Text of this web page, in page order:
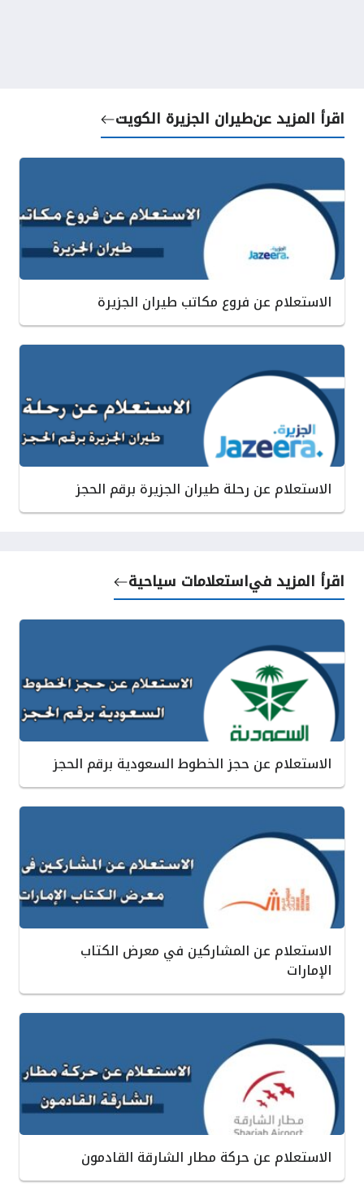
اقرأ المزيد عنطيران الجزيرة الكويت
الاستعلام عن فروع مكاتب طيران الجزيرة
الاستعلام عن رحلة طيران الجزيرة برقم الحجز
اقرأ المزيد فياستعلامات سياحية
الاستعلام عن حجز الخطوط السعودية برقم الحجز
الاستعلام عن المشاركين في معرض الكتاب
الإمارات
الاستعلام عن حركة مطار الشارقة القادمون